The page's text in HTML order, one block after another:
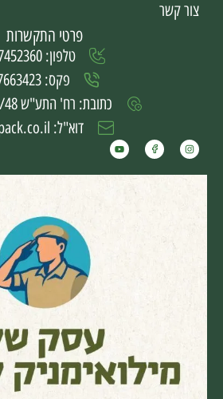
צור קשר
פרטי התקשרות
טלפון: 074-7452360
פקס: 09-7663423
כתובת: רח' התע"ש 24/48, כפר-סבא
דוא"ל: info@pack.co.il